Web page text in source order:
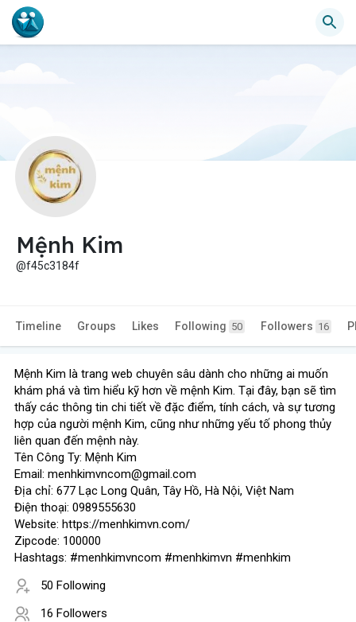
Mệnh Kim
@f45c3184f
Timeline Groups Likes Following 50 Followers 16
Mệnh Kim là trang web chuyên sâu dành cho những ai muốn
khám phá và tìm hiểu kỹ hơn về mệnh Kim. Tại đây, bạn sẽ tìm
thấy các thông tin chi tiết về đặc điểm, tính cách, và sự tương
hợp của người mệnh Kim, cũng như những yếu tố phong thủy
liên quan đến mệnh này.
Tên Công Ty: Mệnh Kim
Email: menhkimvncom@gmail.com
Địa chỉ: 677 Lạc Long Quân, Tây Hồ, Hà Nội, Việt Nam
Điện thoại: 0989555630
Website: https://menhkimvn.com/
Zipcode: 100000
Hashtags: #menhkimvncom #menhkimvn #menhkim
50 Following
16 Followers